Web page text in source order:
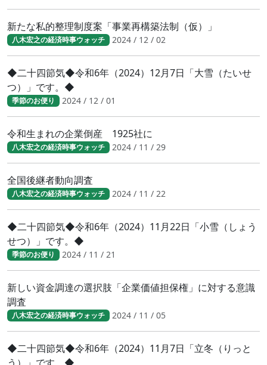
新たな私的整理制度案「事業再構築法制（仮）」
八木宏之の経済時事ウォッチ 2024 / 12 / 02
◆二十四節気◆令和6年（2024）12月7日「大雪（たいせ
つ）」です。◆
季節のお便り 2024 / 12 / 01
令和生まれの企業倒産 1925社に
八木宏之の経済時事ウォッチ 2024 / 11 / 29
全国後継者動向調査
八木宏之の経済時事ウォッチ 2024 / 11 / 22
◆二十四節気◆令和6年（2024）11月22日「小雪（しょう
せつ）」です。◆
季節のお便り 2024 / 11 / 21
新しい資金調達の選択肢「企業価値担保権」に対する意識
調査
八木宏之の経済時事ウォッチ 2024 / 11 / 05
◆二十四節気◆令和6年（2024）11月7日「立冬（りっと